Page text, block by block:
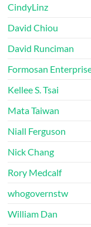
CindyLinz
David Chiou
David Runciman
Formosan
Kellee S. Tsai
Mata Taiwan
Niall Ferguson
Nick Chang
Rory Medcalf
whogovernstw
William Dan